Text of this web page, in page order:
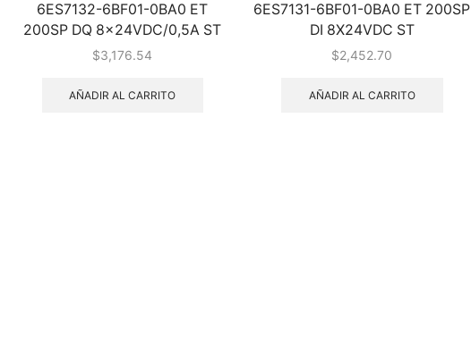
6ES7132-6BF01-0BA0 ET
200SP DQ 8x24VDC/0,5A ST
$3,176.54
AÑADIR AL CARRITO
6ES7131-6BF01-0BA0 ET 200SP
DI 8X24VDC ST
$2,452.70
AÑADIR AL CARRITO